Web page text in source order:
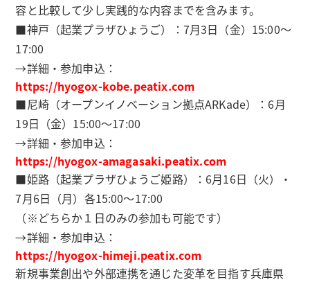
容と比較して少し実践的な内容までを含みます。
■神戸（起業プラザひょうご）：7月3日（金）15:00～
17:00
→詳細・参加申込：
https://hyogox-kobe.peatix.com
■尼崎（オープンイノベーション拠点ARKade）：6月
19日（金）15:00～17:00
→詳細・参加申込：
https://hyogox-amagasaki.peatix.com
■姫路（起業プラザひょうご姫路）：6月16日（火）・
7月6日（月）各15:00～17:00
（※どちらか１日のみの参加も可能です）
→詳細・参加申込：
https://hyogox-himeji.peatix.com
新規事業創出や外部連携を通じた変革を目指す兵庫県